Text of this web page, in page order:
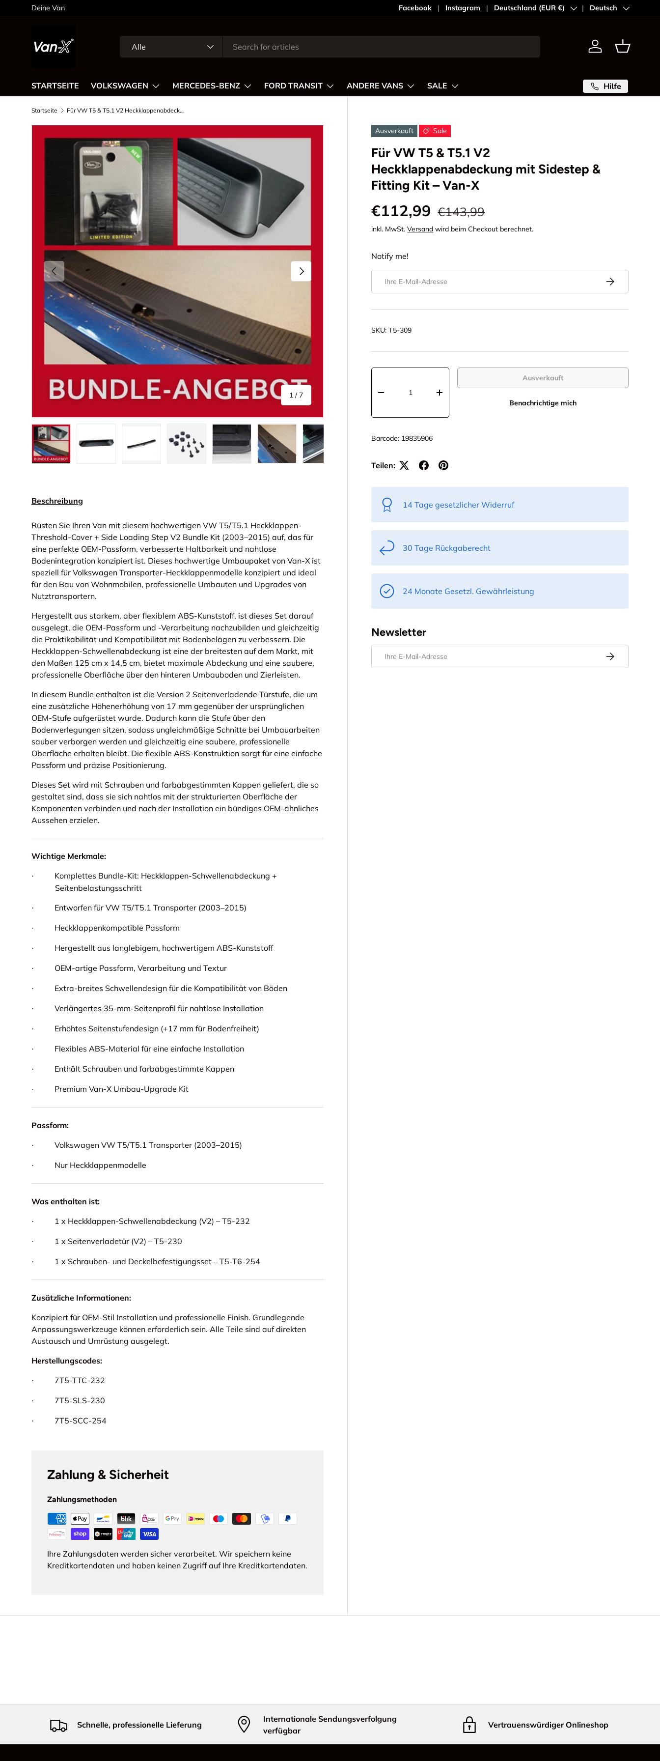
Deine Van Dein Stil,
Facebook Instagram Land/Region
Deutschland (EUR €) SpracheDeutsch
Alle Einloggen
STARTSEITE VOLKSWAGEN MERCEDES-BENZ FORD TRANSIT ANDERE VANS SALE Hilfe
Startseite Für VW T5 & T5.1 V2 Heckklappenabdeckung mit Sidestep & Fitting Kit – Van-X
Vorherige
1 / von
7
Nächste
Bild 6 in Galerieansicht laden
Bild 7 in Galerieansicht laden
Ausverkauft Sale
Für VW T5 & T5.1 V2
Heckklappenabdeckung mit Sidestep &
Fitting Kit – Van-X
€112,99 €143,99
inkl. MwSt.Versand wird beim Checkout berechnet.
Notify me!
Abonnieren
SKU: T5-309
Anzahl
- +
Ausverkauft
Benachrichtige mich
Barcode: 19835906
Teilen:
14 Tage gesetzlicher Widerruf
30 Tage Rückgaberecht
24 Monate Gesetzl. Gewährleistung
Newsletter
Abonnieren
Beschreibung
Rüsten Sie Ihren Van mit diesem hochwertigen VW T5/T5.1 Heckklappen-
Threshold-Cover + Side Loading Step V2 Bundle Kit (2003–2015) auf, das für
eine perfekte OEM-Passform, verbesserte Haltbarkeit und nahtlose
Bodenintegration konzipiert ist. Dieses hochwertige Umbaupaket von Van-X ist
speziell für Volkswagen Transporter-Heckklappenmodelle konzipiert und ideal
für den Bau von Wohnmobilen, professionelle Umbauten und Upgrades von
Nutztransportern.
Hergestellt aus starkem, aber flexiblem ABS-Kunststoff, ist dieses Set darauf
ausgelegt, die OEM-Passform und -Verarbeitung nachzubilden und gleichzeitig
die Praktikabilität und Kompatibilität mit Bodenbelägen zu verbessern. Die
Heckklappen-Schwellenabdeckung ist eine der breitesten auf dem Markt, mit
den Maßen 125 cm x 14,5 cm, bietet maximale Abdeckung und eine saubere,
professionelle Oberfläche über den hinteren Umbauboden und Zierleisten.
In diesem Bundle enthalten ist die Version 2 Seitenverladende Türstufe, die um
eine zusätzliche Höhenerhöhung von 17 mm gegenüber der ursprünglichen
OEM-Stufe aufgerüstet wurde. Dadurch kann die Stufe über den
Bodenverlegungen sitzen, sodass ungleichmäßige Schnitte bei Umbauarbeiten
sauber verborgen werden und gleichzeitig eine saubere, professionelle
Oberfläche erhalten bleibt. Die flexible ABS-Konstruktion sorgt für eine einfache
Passform und präzise Positionierung.
Dieses Set wird mit Schrauben und farbabgestimmten Kappen geliefert, die so
gestaltet sind, dass sie sich nahtlos mit der strukturierten Oberfläche der
Komponenten verbinden und nach der Installation ein bündiges OEM-ähnliches
Aussehen erzielen.
Wichtige Merkmale:
·
Komplettes Bundle-Kit: Heckklappen-Schwellenabdeckung +
Seitenbelastungsschritt
· Entworfen für VW T5/T5.1 Transporter (2003–2015)
· Heckklappenkompatible Passform
· Hergestellt aus langlebigem, hochwertigem ABS-Kunststoff
· OEM-artige Passform, Verarbeitung und Textur
· Extra-breites Schwellendesign für die Kompatibilität von Böden
· Verlängertes 35-mm-Seitenprofil für nahtlose Installation
· Erhöhtes Seitenstufendesign (+17 mm für Bodenfreiheit)
· Flexibles ABS-Material für eine einfache Installation
· Enthält Schrauben und farbabgestimmte Kappen
· Premium Van-X Umbau-Upgrade Kit
Passform:
· Volkswagen VW T5/T5.1 Transporter (2003–2015)
· Nur Heckklappenmodelle
Was enthalten ist:
· 1 x Heckklappen-Schwellenabdeckung (V2) – T5-232
· 1 x Seitenverladetür (V2) – T5-230
· 1 x Schrauben- und Deckelbefestigungsset – T5-T6-254
Zusätzliche Informationen:
Konzipiert für OEM-Stil Installation und professionelle Finish. Grundlegende
Anpassungswerkzeuge können erforderlich sein. Alle Teile sind auf direkten
Austausch und Umrüstung ausgelegt.
Herstellungscodes:
· 7T5-TTC-232
· 7T5-SLS-230
· 7T5-SCC-254
Zahlung & Sicherheit
Zahlungsmethoden
Ihre Zahlungsdaten werden sicher verarbeitet. Wir speichern keine
Kreditkartendaten und haben keinen Zugriff auf Ihre Kreditkartendaten.
Schnelle, professionelle Lieferung
Internationale Sendungsverfolgung
verfügbar
Vertrauenswürdiger Onlineshop